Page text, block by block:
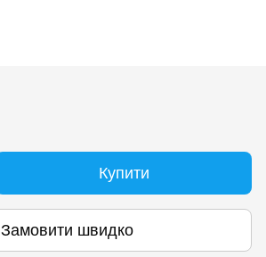
Купити
Замовити швидко